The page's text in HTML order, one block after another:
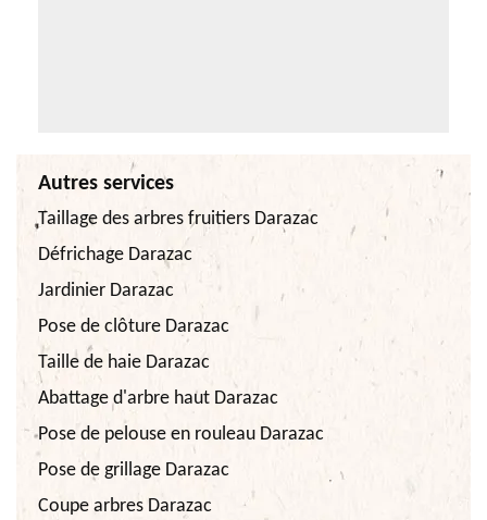
Autres services
Taillage des arbres fruitiers Darazac
Défrichage Darazac
Jardinier Darazac
Pose de clôture Darazac
Taille de haie Darazac
Abattage d'arbre haut Darazac
Pose de pelouse en rouleau Darazac
Pose de grillage Darazac
Coupe arbres Darazac